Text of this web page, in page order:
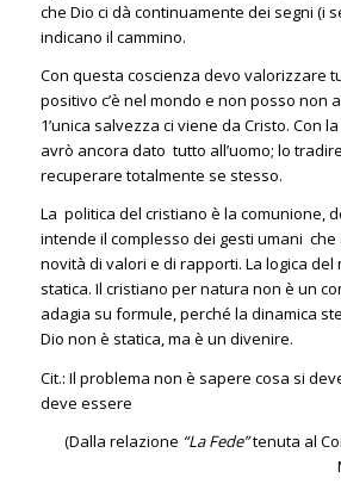
che Dio ci dà continuamente dei segni (i
indicano il cammino.
Con questa coscienza devo valorizzare
positivo c’è nel mondo e non posso non
1’unica salvezza ci viene da Cristo. Con
avrò ancora dato tutto all’uomo; lo
recuperare totalmente se stesso.
La politica del cristiano è la comunione,
intende il complesso dei gesti umani che
novità di valori e di rapporti. La logica del
statica. Il cristiano per natura non è un
adagia su formule, perché la dinamica
Dio non è statica, ma è un divenire.
Cit.: Il problema non è sapere cosa si
deve essere
(Dalla relazione “La Fede”tenuta al